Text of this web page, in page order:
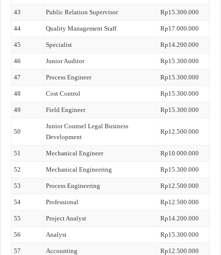
43 Public Relation Supervisor Rp15.300.000
44 Quality Management Staff Rp17.000.000
45 Specialist Rp14.200.000
46 Junior Auditor Rp15.300.000
47 Process Engineer Rp15.300.000
48 Cost Control Rp15.300.000
49 Field Engineer Rp15.300.000
50
Junior Counsel Legal Business
Development
Rp12.500.000
51 Mechanical Engineer Rp10.000.000
52 Mechanical Engineering Rp15.300.000
53 Process Engineering Rp12.500.000
54 Professional Rp12.500.000
55 Project Analyst Rp14.200.000
56 Analyst Rp15.300.000
57 Accounting Rp12.500.000